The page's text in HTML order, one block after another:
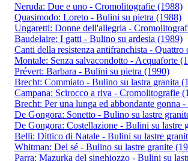
Neruda: Due e uno - Cromolitografie (1988)
Quasimodo: Loreto - Bulini su pietra (1988)
Ungaretti: Donne dell'allegria -
Baudelaire: I gatti - Bulino su ardesia (1989)
Canti della resistenza antifranchista -
Montale: Senza salvacondotto - Acquaforte
Prévert: Barbara - Bulini su pietra (1990)
Brecht: Commiato - Bulino su lastra granita
Campana: Scirocco a riva - Cromolitografie
Brecht: Per una lunga ed abbondante gonna
De Gongora: Sonetto - Bulino su lastre
De Gongora: Costellazione - Bulini su lastre
Belli: Dittico di Natale - Bulini su lastre
Whitman: Del sé - Bulino su lastre granite
Parra: Mazurka del singhiozzo - Bulini su